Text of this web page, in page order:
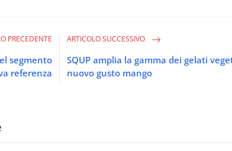
PRECEDENTE
segmento
referenza
ARTICOLO SUCCESSIVO
SQUP amplia la gamma dei gelati
nuovo gusto mango